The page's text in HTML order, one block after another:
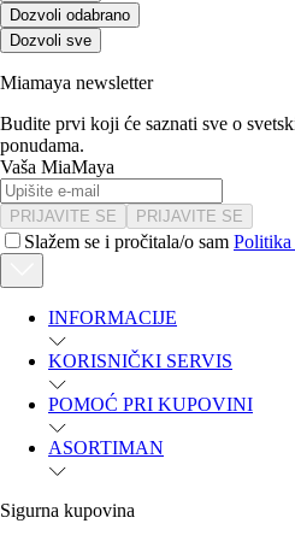
Dozvoli odabrano
Dozvoli sve
Miamaya newsletter
Budite prvi koji će saznati sve o
ponudama.
Vaša MiaMaya
PRIJAVITE SE PRIJAVITE SE
Slažem se i pročitala/o sam Politika
INFORMACIJE
KORISNIČKI SERVIS
POMOĆ PRI KUPOVINI
ASORTIMAN
Sigurna kupovina